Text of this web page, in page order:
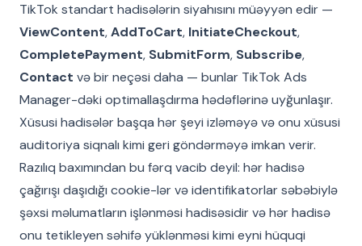
TikTok standart hadisələrin siyahısını müəyyən edir —
ViewContent,AddToCart, InitiateCheckout,
CompletePayment, SubmitForm, Subscribe,
Contact və bir neçəsi daha — bunlar TikTok Ads
Manager-dəki optimallaşdırma hədəflərinə uyğunlaşır.
Xüsusi hadisələr başqa hər şeyi izləməyə və onu xüsusi
auditoriya siqnalı kimi geri göndərməyə imkan verir.
Razılıq baxımından bu fərq vacib deyil: hər hadisə
çağırışı daşıdığı cookie-lər və identifikatorlar səbəbiylə
şəxsi məlumatların işlənməsi hadisəsidir və hər hadisə
onu tetikleyen səhifə yüklənməsi kimi eyni hüquqi